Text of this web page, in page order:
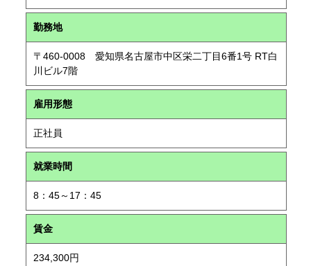
勤務地
〒460-0008 愛知県名古屋市中区栄二丁目6番1号 RT白
川ビル7階
雇用形態
正社員
就業時間
8：45～17：45
賃金
234,300円